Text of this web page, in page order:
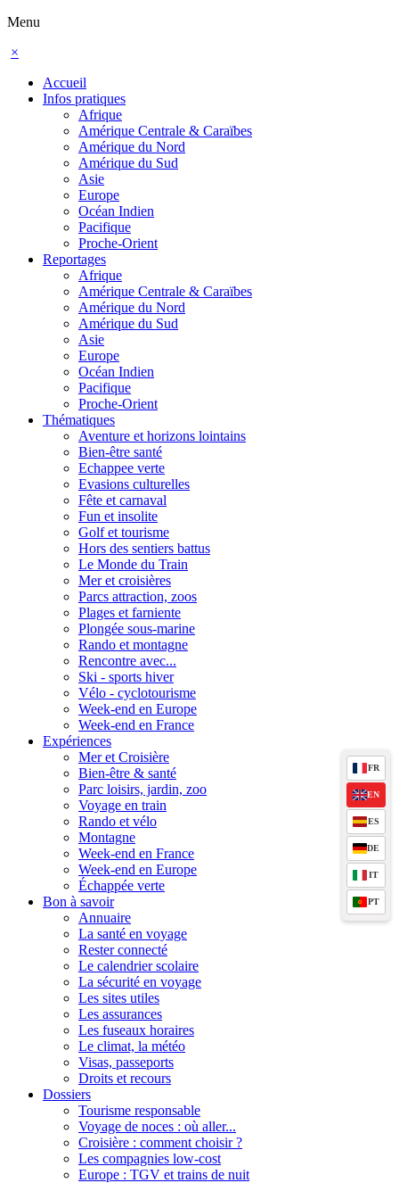
Menu
×
Accueil
Infos pratiques
Afrique
Amérique Centrale & Caraïbes
Amérique du Nord
Amérique du Sud
Asie
Europe
Océan Indien
Pacifique
Proche-Orient
Reportages
Afrique
Amérique Centrale & Caraïbes
Amérique du Nord
Amérique du Sud
Asie
Europe
Océan Indien
Pacifique
Proche-Orient
Thématiques
Aventure et horizons lointains
Bien-être santé
Echappee verte
Evasions culturelles
Fête et carnaval
Fun et insolite
Golf et tourisme
Hors des sentiers battus
Le Monde du Train
Mer et croisières
Parcs attraction, zoos
Plages et farniente
Plongée sous-marine
Rando et montagne
Rencontre avec...
Ski - sports hiver
Vélo - cyclotourisme
Week-end en Europe
Week-end en France
Expériences
Mer et Croisière
Bien-être & santé
Parc loisirs, jardin, zoo
Voyage en train
Rando et vélo
Montagne
Week-end en France
Week-end en Europe
Échappée verte
Bon à savoir
Annuaire
La santé en voyage
Rester connecté
Le calendrier scolaire
La sécurité en voyage
Les sites utiles
Les assurances
Les fuseaux horaires
Le climat, la météo
Visas, passeports
Droits et recours
Dossiers
Tourisme responsable
Voyage de noces : où aller...
Croisière : comment choisir ?
Les compagnies low-cost
Europe : TGV et trains de nuit
FR
EN
ES
DE
IT
PT